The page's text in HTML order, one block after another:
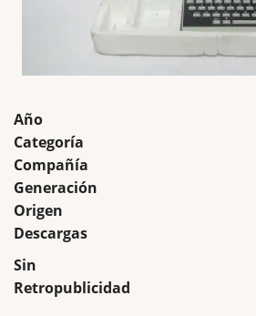
Año
Categoría
Compañía
Generación
Origen
Descargas
Sin
Retropublicidad